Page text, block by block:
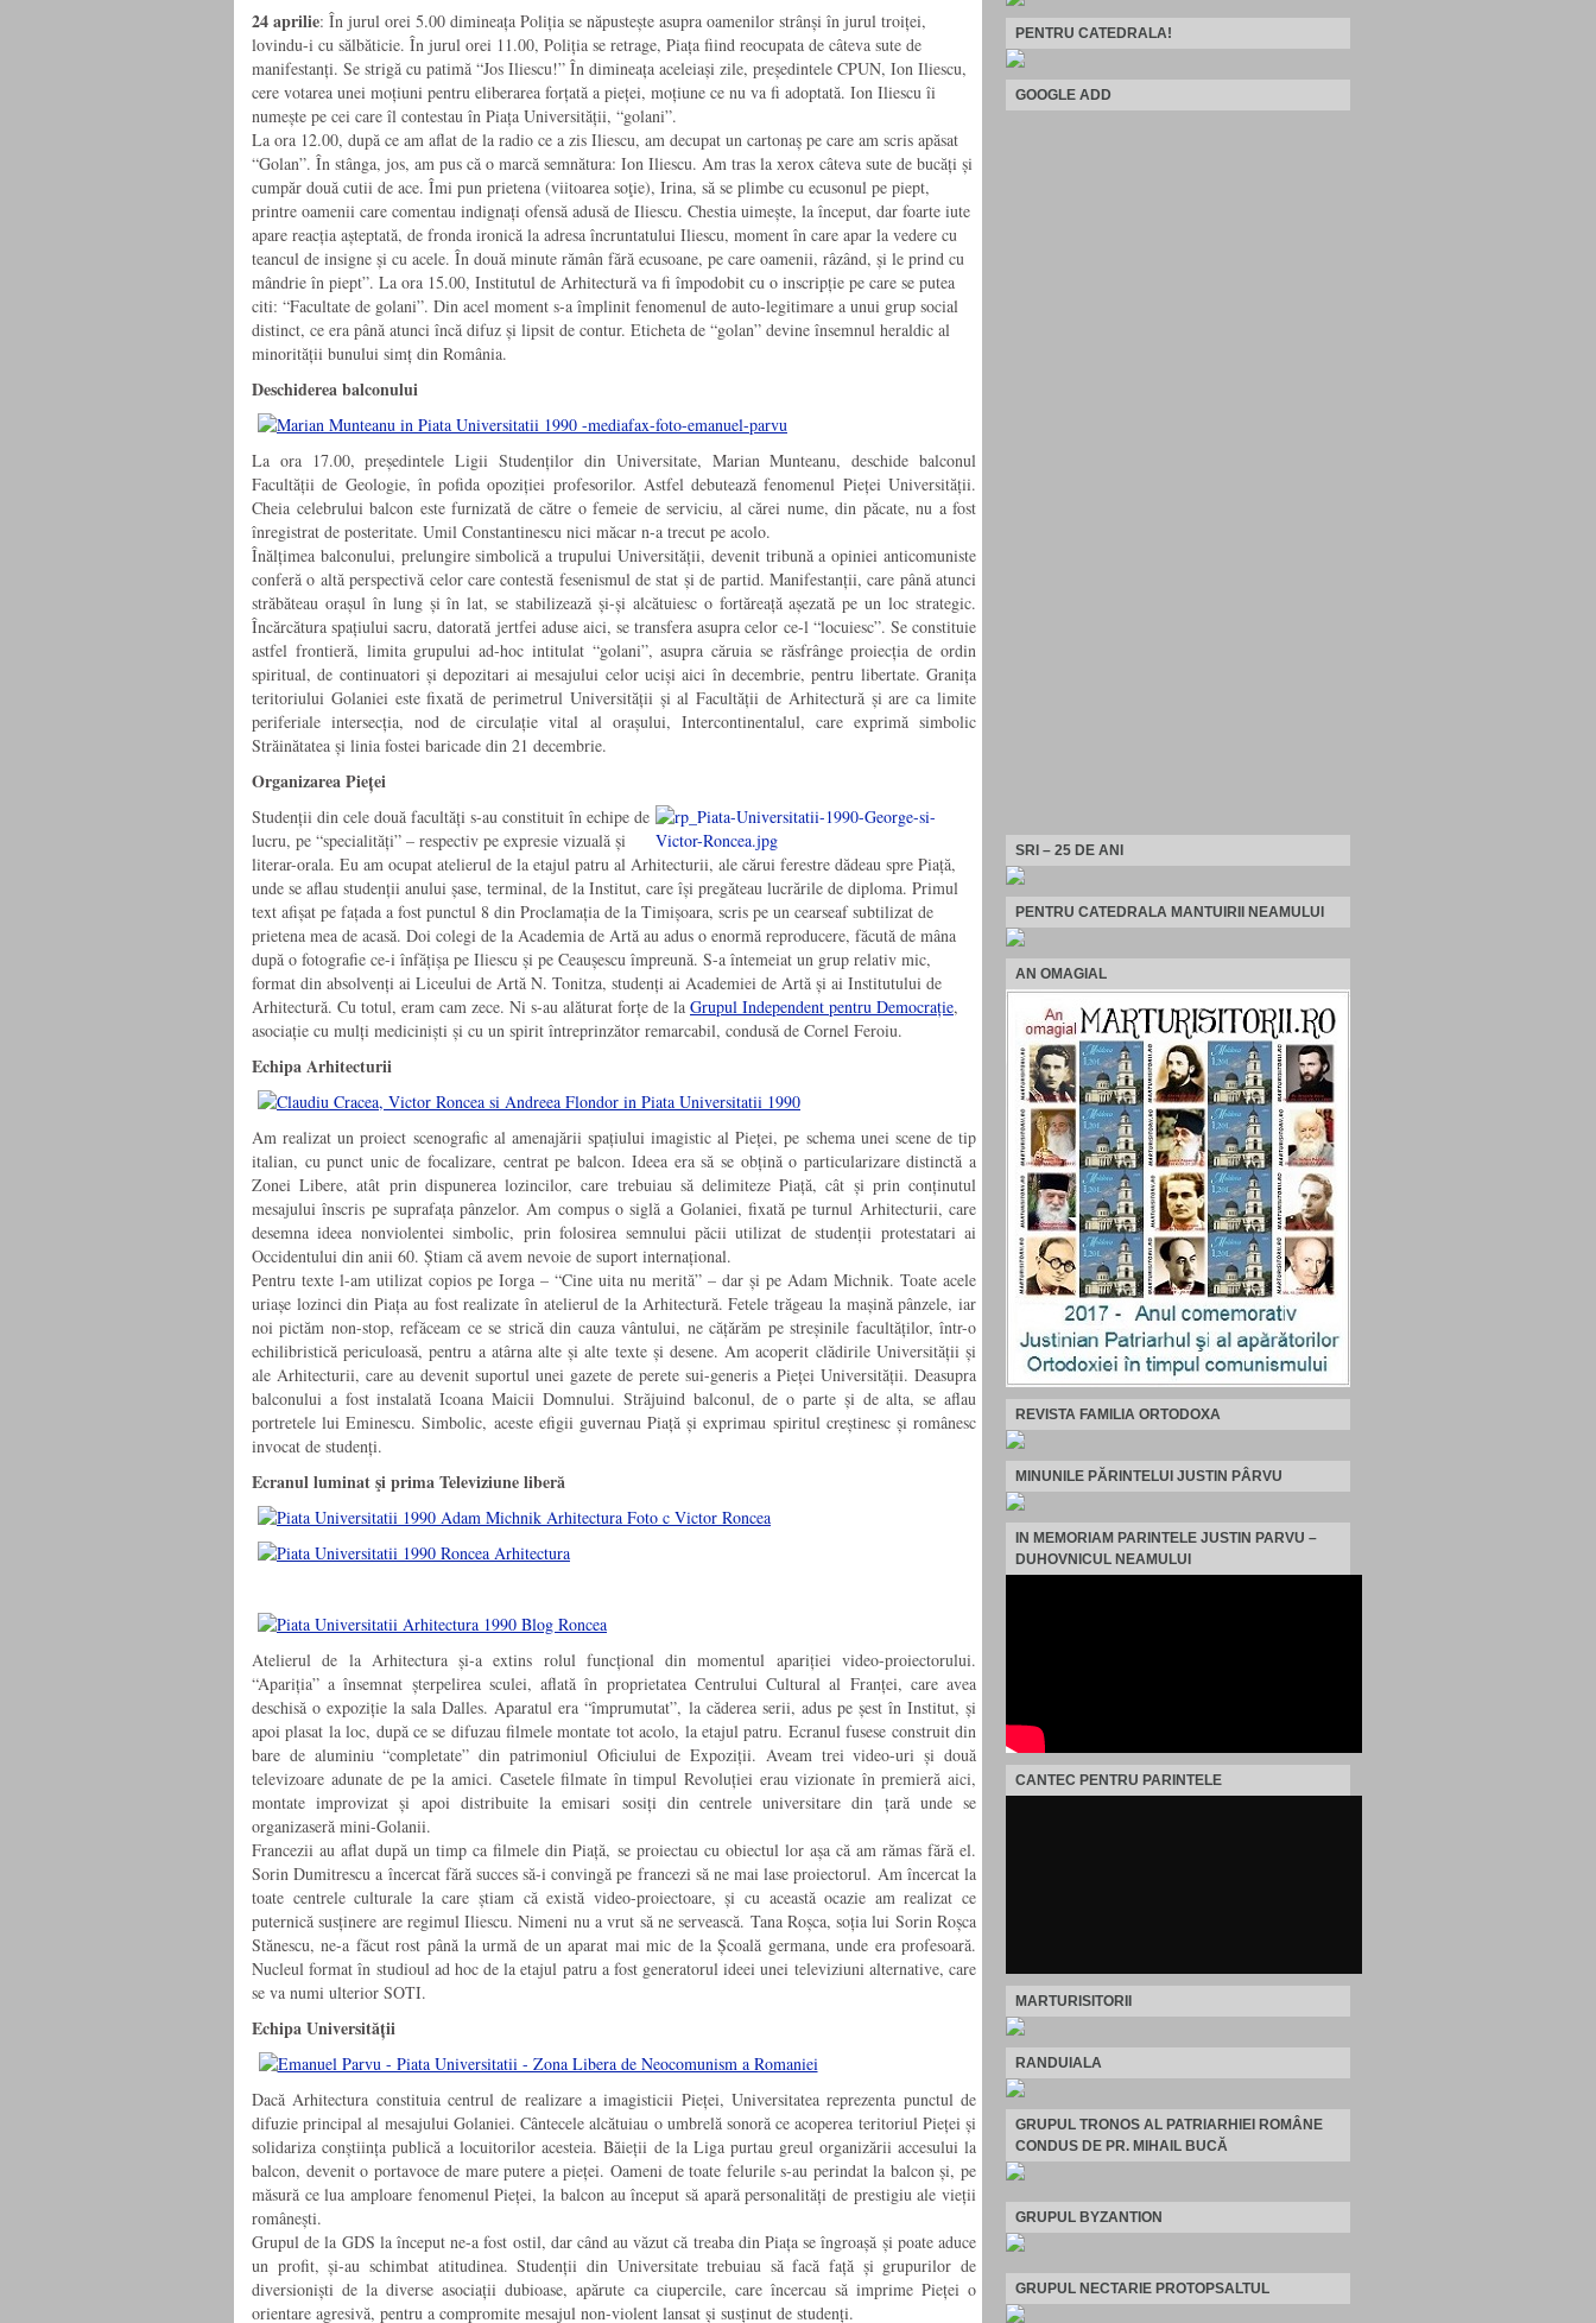
24 aprilie: În jurul orei 5.00 dimineața Poliția se năpustește asupra oamenilor strânși în jurul troiței,
lovindu-i cu sălbăticie. În jurul orei 11.00, Poliția se retrage, Piața fiind reocupata de câteva sute de
manifestanți. Se strigă cu patimă “Jos Iliescu!” În dimineața aceleiași zile, președintele CPUN, Ion Iliescu,
cere votarea unei moțiuni pentru eliberarea forțată a pieței, moțiune ce nu va fi adoptată. Ion Iliescu îi
numește pe cei care îl contestau în Piața Universității, “golani”.
La ora 12.00, după ce am aflat de la radio ce a zis Iliescu, am decupat un cartonaș pe care am scris apăsat
“Golan”. În stânga, jos, am pus că o marcă semnătura: Ion Iliescu. Am tras la xerox câteva sute de bucăți și
cumpăr două cutii de ace. Îmi pun prietena (viitoarea soţie), Irina, să se plimbe cu ecusonul pe piept,
printre oamenii care comentau indignați ofensă adusă de Iliescu. Chestia uimește, la început, dar foarte iute
apare reacția așteptată, de fronda ironică la adresa încruntatului Iliescu, moment în care apar la vedere cu
teancul de insigne și cu acele. În două minute rămân fără ecusoane, pe care oamenii, râzând, și le prind cu
mândrie în piept”. La ora 15.00, Institutul de Arhitectură va fi împodobit cu o inscripție pe care se putea
citi: “Facultate de golani”. Din acel moment s-a împlinit fenomenul de auto-legitimare a unui grup social
distinct, ce era până atunci încă difuz și lipsit de contur. Eticheta de “golan” devine însemnul heraldic al
minorității bunului simț din România.
Deschiderea balconului
La ora 17.00, președintele Ligii Studenților din Universitate, Marian Munteanu, deschide balconul
Facultății de Geologie, în pofida opoziției profesorilor. Astfel debutează fenomenul Pieței Universității.
Cheia celebrului balcon este furnizată de către o femeie de serviciu, al cărei nume, din păcate, nu a fost
înregistrat de posteritate. Umil Constantinescu nici măcar n-a trecut pe acolo.
Înălțimea balconului, prelungire simbolică a trupului Universității, devenit tribună a opiniei anticomuniste
conferă o altă perspectivă celor care contestă fesenismul de stat și de partid. Manifestanții, care până atunci
străbăteau orașul în lung și în lat, se stabilizează și-și alcătuiesc o fortăreață așezată pe un loc strategic.
Încărcătura spațiului sacru, datorată jertfei aduse aici, se transfera asupra celor ce-l “locuiesc”. Se constituie
astfel frontieră, limita grupului ad-hoc intitulat “golani”, asupra căruia se răsfrânge proiecția de ordin
spiritual, de continuatori și depozitari ai mesajului celor uciși aici în decembrie, pentru libertate. Granița
teritoriului Golaniei este fixată de perimetrul Universității și al Facultății de Arhitectură și are ca limite
periferiale intersecția, nod de circulație vital al orașului, Intercontinentalul, care exprimă simbolic
Străinătatea și linia fostei baricade din 21 decembrie.
Organizarea Pieței
Studenții din cele două facultăți s-au constituit în echipe de
lucru, pe “specialități” – respectiv pe expresie vizuală și
literar-orala. Eu am ocupat atelierul de la etajul patru al Arhitecturii, ale cărui ferestre dădeau spre Piață,
unde se aflau studenții anului șase, terminal, de la Institut, care își pregăteau lucrările de diploma. Primul
text afișat pe fațada a fost punctul 8 din Proclamația de la Timișoara, scris pe un cearseaf subtilizat de
prietena mea de acasă. Doi colegi de la Academia de Artă au adus o enormă reproducere, făcută de mâna
după o fotografie ce-i înfățișa pe Iliescu și pe Ceaușescu împreună. S-a întemeiat un grup relativ mic,
format din absolvenți ai Liceului de Artă N. Tonitza, studenți ai Academiei de Artă și ai Institutului de
Arhitectură. Cu totul, eram cam zece. Ni s-au alăturat forțe de la Grupul Independent pentru Democrație,
asociație cu mulți mediciniști și cu un spirit întreprinzător remarcabil, condusă de Cornel Feroiu.
Echipa Arhitecturii
Am realizat un proiect scenografic al amenajării spațiului imagistic al Pieței, pe schema unei scene de tip
italian, cu punct unic de focalizare, centrat pe balcon. Ideea era să se obțină o particularizare distinctă a
Zonei Libere, atât prin dispunerea lozincilor, care trebuiau să delimiteze Piață, cât și prin conținutul
mesajului înscris pe suprafața pânzelor. Am compus o siglă a Golaniei, fixată pe turnul Arhitecturii, care
desemna ideea nonviolentei simbolic, prin folosirea semnului păcii utilizat de studenții protestatari ai
Occidentului din anii 60. Știam că avem nevoie de suport internațional.
Pentru texte l-am utilizat copios pe Iorga – “Cine uita nu merită” – dar și pe Adam Michnik. Toate acele
uriașe lozinci din Piața au fost realizate în atelierul de la Arhitectură. Fetele trăgeau la mașină pânzele, iar
noi pictăm non-stop, refăceam ce se strică din cauza vântului, ne cățărăm pe streșinile facultăților, într-o
echilibristică periculoasă, pentru a atârna alte și alte texte și desene. Am acoperit clădirile Universității și
ale Arhitecturii, care au devenit suportul unei gazete de perete sui-generis a Pieței Universității. Deasupra
balconului a fost instalată Icoana Maicii Domnului. Străjuind balconul, de o parte și de alta, se aflau
portretele lui Eminescu. Simbolic, aceste efigii guvernau Piață și exprimau spiritul creștinesc și românesc
invocat de studenți.
Ecranul luminatşi prima Televiziune liberă
Atelierul de la Arhitectura și-a extins rolul funcțional din momentul apariției video-proiectorului.
“Apariția” a însemnat șterpelirea sculei, aflată în proprietatea Centrului Cultural al Franței, care avea
deschisă o expoziție la sala Dalles. Aparatul era “împrumutat”, la căderea serii, adus pe șest în Institut, și
apoi plasat la loc, după ce se difuzau filmele montate tot acolo, la etajul patru. Ecranul fusese construit din
bare de aluminiu “completate” din patrimoniul Oficiului de Expoziții. Aveam trei video-uri și două
televizoare adunate de pe la amici. Casetele filmate în timpul Revoluției erau vizionate în premieră aici,
montate improvizat și apoi distribuite la emisari sosiți din centrele universitare din țară unde se
organizaseră mini-Golanii.
Francezii au aflat după un timp ca filmele din Piață, se proiectau cu obiectul lor așa că am rămas fără el.
Sorin Dumitrescu a încercat fără succes să-i convingă pe francezi să ne mai lase proiectorul. Am încercat la
toate centrele culturale la care știam că există video-proiectoare, și cu această ocazie am realizat ce
puternică susținere are regimul Iliescu. Nimeni nu a vrut să ne servească. Tana Roșca, soția lui Sorin Roșca
Stănescu, ne-a făcut rost până la urmă de un aparat mai mic de la Școală germana, unde era profesoară.
Nucleul format în studioul ad hoc de la etajul patru a fost generatorul ideei unei televiziuni alternative, care
se va numi ulterior SOTI.
Echipa Universității
Dacă Arhitectura constituia centrul de realizare a imagisticii Pieței, Universitatea reprezenta punctul de
difuzie principal al mesajului Golaniei. Cântecele alcătuiau o umbrelă sonoră ce acoperea teritoriul Pieței și
solidariza conștiința publică a locuitorilor acesteia. Băieții de la Liga purtau greul organizării accesului la
balcon, devenit o portavoce de mare putere a pieței. Oameni de toate felurile s-au perindat la balcon și, pe
măsură ce lua amploare fenomenul Pieței, la balcon au început să apară personalități de prestigiu ale vieții
românești.
Grupul de la GDS la început ne-a fost ostil, dar când au văzut că treaba din Piața se îngroașă și poate aduce
un profit, și-au schimbat atitudinea. Studenții din Universitate trebuiau să facă față și grupurilor de
diversioniști de la diverse asociații dubioase, apărute ca ciupercile, care încercau să imprime Pieței o
orientare agresivă, pentru a compromite mesajul non-violent lansat și susținut de studenți.
PENTRU CATEDRALA!
GOOGLE ADD
SRI – 25 DE ANI
PENTRU CATEDRALA MANTUIRII NEAMULUI
AN OMAGIAL
REVISTA FAMILIA ORTODOXA
MINUNILE PĂRINTELUI JUSTIN PÂRVU
IN MEMORIAM PARINTELE JUSTIN PARVU –
DUHOVNICUL NEAMULUI
CANTEC PENTRU PARINTELE
MARTURISITORII
RANDUIALA
GRUPUL TRONOS AL PATRIARHIEI ROMÂNE
CONDUS DE PR. MIHAIL BUCĂ
GRUPUL BYZANTION
GRUPUL NECTARIE PROTOPSALTUL